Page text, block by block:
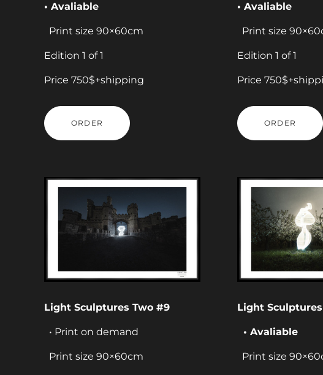
• Avaliable
Print size 90×60cm
Edition 1 of 1
Price 750$+shipping
ORDER
• Avaliable
Print size
Edition 1 of 1
Price
ORDER
Light Sculptures Two #9
• Print on demand
Print size 90×60cm
Light Sculptures
• Avaliable
Print size